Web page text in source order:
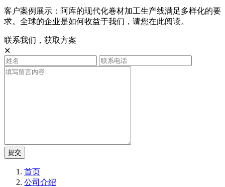
客户案例展示：阿库的现代化卷材加工生产线满足多样化的要
求。全球的企业是如何收益于我们，请您在此阅读。
联系我们，获取方案
✕
提交
首页
公司介绍